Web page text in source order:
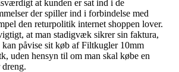
at kunden er sat ind i de
der spiller ind i forbindelse med
den returpolitik internet shoppen lover.
at man stadigvæk sikrer sin faktura,
påvise sit køb af Filtkugler 10mm
uden hensyn til om man skal købe en